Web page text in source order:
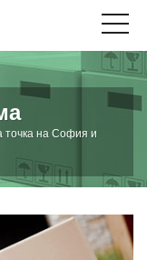
точка на София и